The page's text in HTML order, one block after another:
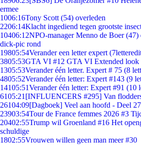
ermee
1006:16Tony Scott (54) overleden
2206:14Klacht ingediend tegen grootste
10406:12NPO-manager Menno de Boer (47)
dick-pic rond
19805:54Verander een letter expert
3805:53GTA VI #12 GTA VI Extended
1305:53Verander één letter. Expert # 75 (8
4805:52Verander één letter: Expert #143 (9
14105:51Verander één letter: Expert #91 (10
6105:21 [INFLUENCERS #295] Van
26104:09[Dagboek] Veel aan hoofd - Deel 27
23903:54Tour de France femmes 2026 #3
20402:55Trump wil Groenland #16 Het
schuldige
1802:55Vrouwen willen geen man meer #30